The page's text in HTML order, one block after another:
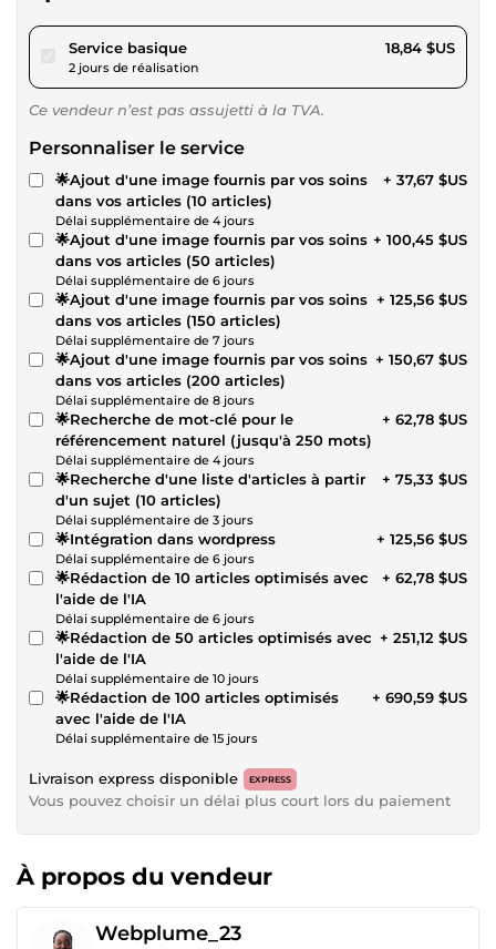
Service basiquepour 17,36 $US
2 jours de réalisation
18,84 $US
Ce vendeur n’est pas assujetti à la TVA.
Personnaliser le service
🌟Ajout d'une image fournis par vos soins
dans vos articles (10 articles)
Délai supplémentaire de 4 jours
+ 37,67 $US
🌟Ajout d'une image fournis par vos soins
dans vos articles (50 articles)
Délai supplémentaire de 6 jours
+ 100,45 $US
🌟Ajout d'une image fournis par vos soins
dans vos articles (150 articles)
Délai supplémentaire de 7 jours
+ 125,56 $US
🌟Ajout d'une image fournis par vos soins
dans vos articles (200 articles)
Délai supplémentaire de 8 jours
+ 150,67 $US
🌟Recherche de mot-clé pour le
référencement naturel (jusqu'à 250 mots)
Délai supplémentaire de 4 jours
+ 62,78 $US
🌟Recherche d'une liste d'articles à partir
d'un sujet (10 articles)
Délai supplémentaire de 3 jours
+ 75,33 $US
🌟Intégration dans wordpress
Délai supplémentaire de 6 jours
+ 125,56 $US
🌟Rédaction de 10 articles optimisés avec
l'aide de l'IA
Délai supplémentaire de 6 jours
+ 62,78 $US
🌟Rédaction de 50 articles optimisés avec
l'aide de l'IA
Délai supplémentaire de 10 jours
+ 251,12 $US
🌟Rédaction de 100 articles optimisés
avec l'aide de l'IA
Délai supplémentaire de 15 jours
+ 690,59 $US
Livraison express disponible EXPRESS
Vous pouvez choisir un délai plus court lors du paiement
À propos du vendeur
Webplume_23